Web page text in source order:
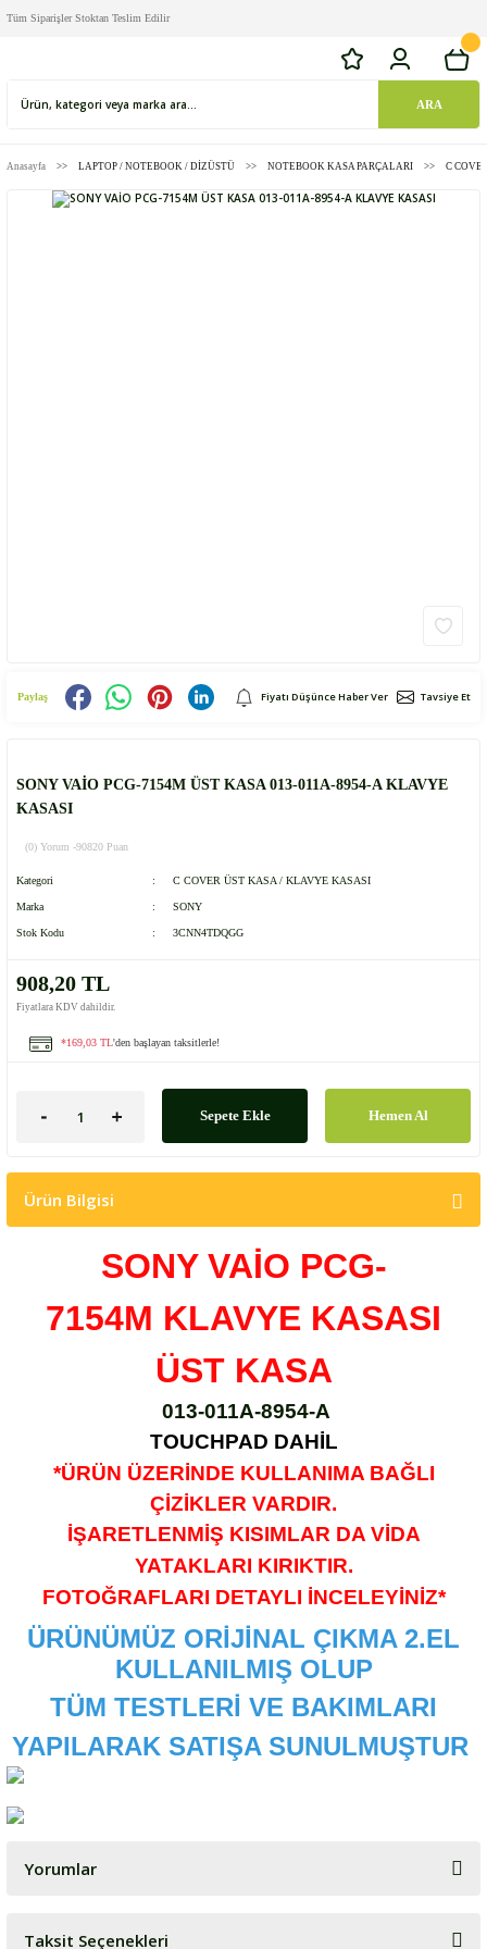
Tüm Siparişler Stoktan Teslim Edilir
ARA
Anasayfa LAPTOP / NOTEBOOK / DİZÜSTÜ NOTEBOOK KASA PARÇALARI C
Paylaş Fiyatı Düşünce Haber Ver Tavsiye Et
SONY VAİO PCG-7154M ÜST KASA 013-011A-8954-A KLAVYE
KASASI
(0) Yorum -90820 Puan
Kategori C COVER ÜST KASA / KLAVYE KASASI
Marka SONY
Stok Kodu 3CNN4TDQGG
908,20 TL
Fiyatlara KDV dahildir.
*169,03 TL'den başlayan taksitlerle!
Sepete Ekle Hemen Al
Ürün Bilgisi
SONY VAİO PCG-
7154M KLAVYE KASASI
ÜST KASA
013-011A-8954-A
TOUCHPAD DAHİL
*ÜRÜN ÜZERİNDE KULLANIMA BAĞLI
ÇİZİKLER VARDIR.
İŞARETLENMİŞ KISIMLAR DA VİDA
YATAKLARI KIRIKTIR.
FOTOĞRAFLARI DETAYLI İNCELEYİNİZ*
ÜRÜNÜMÜZ ORİJİNAL ÇIKMA 2.EL
KULLANILMIŞ OLUP
TÜM TESTLERİ VE BAKIMLARI
YAPILARAK SATIŞA SUNULMUŞTUR
Yorumlar
Taksit Seçenekleri